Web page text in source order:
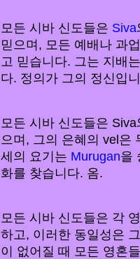
모든 시바 신도들은 Siva
믿으며, 모든 예배나 과
고 믿습니다. 그는 지배
다. 정의가 그의 정신입
모든 시바 신도들은
으며, 그의 은혜의 vel은
세의 요기는 Murugan을
화를 찾습니다. 옴.
모든 시바 신도들은 각
하고, 이러한 동일성은
이 없어질 때 모든 영혼